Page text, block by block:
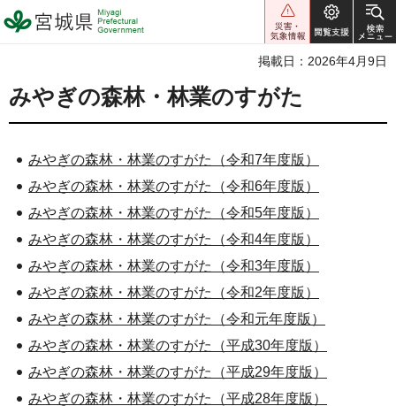
宮城県 Miyagi Prefectural
Government
掲載日：2026年4月9日
みやぎの森林・林業のすがた
みやぎの森林・林業のすがた（令和7年度版）
みやぎの森林・林業のすがた（令和6年度版）
みやぎの森林・林業のすがた（令和5年度版）
みやぎの森林・林業のすがた（令和4年度版）
みやぎの森林・林業のすがた（令和3年度版）
みやぎの森林・林業のすがた（令和2年度版）
みやぎの森林・林業のすがた（令和元年度版）
みやぎの森林・林業のすがた（平成30年度版）
みやぎの森林・林業のすがた（平成29年度版）
みやぎの森林・林業のすがた（平成28年度版）